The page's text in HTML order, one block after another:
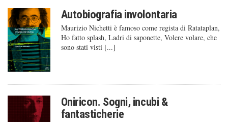
Autobiografia involontaria
Maurizio Nichetti è famoso come regista di Ratataplan,
Ho fatto splash, Ladri di saponette, Volere volare, che
sono stati visti [...]
Oniricon. Sogni, incubi &
fantasticherie